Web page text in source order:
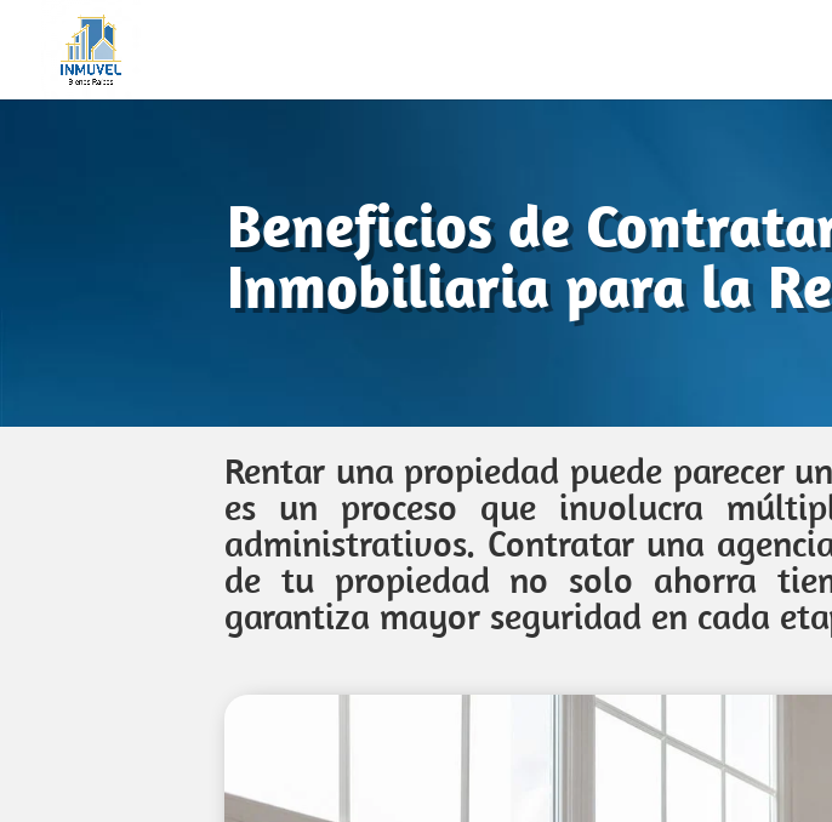
Beneficios de
Inmobiliaria para la
Rentar una propiedad puede parecer
es un proceso que involucra
administrativos. Contratar una
de tu propiedad no solo ahorra
garantiza mayor seguridad en cada